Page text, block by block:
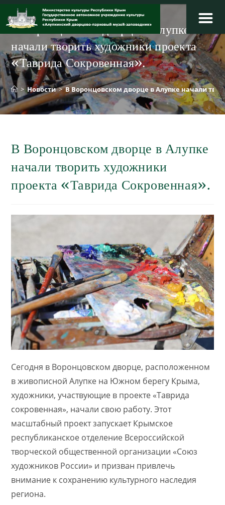
Перейти
содержимому
В Воронцовском дворце в Алупке
начали творить художники проекта
«Таврида Сокровенная».
> Новости > В Воронцовском дворце в Алупке начали
В Воронцовском дворце в Алупке
начали творить художники
проекта «Таврида Сокровенная».
Сегодня в Воронцовском дворце, расположенном
в живописной Алупке на Южном берегу Крыма,
художники, участвующие в проекте «Таврида
сокровенная», начали свою работу. Этот
масштабный проект запускает Крымское
республиканское отделение Всероссийской
творческой общественной организации «Союз
художников России» и призван привлечь
внимание к сохранению культурного наследия
региона.